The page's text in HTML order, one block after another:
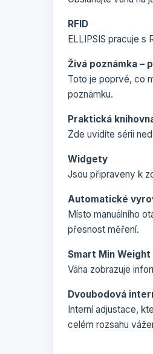
RFID
ELLIPSIS pracuje
Živá poznámka –
Toto je poprvé, co
poznámku.
Praktická
Zde uvidíte sérii
Widgety
Jsou připraveny k
Automatické
Místo manuálního
přesnost měření.
Smart Min Weight
Váha zobrazuje
Dvoubodová
Interní adjustace,
celém rozsahu